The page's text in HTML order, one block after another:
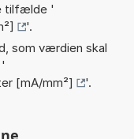
tilfælde '
'.
som værdien skal
[mA/mm²]
'.